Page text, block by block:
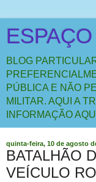
BLOG
PÚBLICA E NÃO
MILITAR. AQUI A
INFORMAÇÃO
quinta-feira, 10 de agosto
BATALHÃO
VEÍCULO